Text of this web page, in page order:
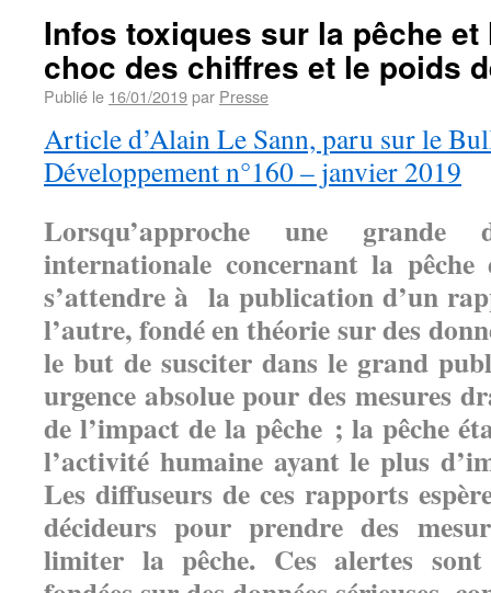
Infos toxiques sur la pêche et
choc des chiffres et le poids
Publié le 16/01/2019par Presse
Article d’Alain Le Sann, paru sur le
Développement n°160 – janvier 2019
Lorsqu’approche une
internationale concernant la
s’attendre à la publication d’un
l’autre, fondé en théorie sur des
le but de susciter dans le grand
urgence absolue pour des mesures
de l’impact de la pêche ; la pêche
l’activité humaine ayant le plus
Les diffuseurs de ces rapports
décideurs pour prendre des
limiter la pêche. Ces alertes